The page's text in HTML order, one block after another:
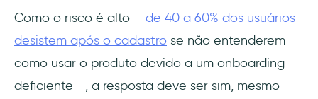
Como o risco é alto – de 40 a 60% dos usuários
desistem após o cadastro se não entenderem
como usar o produto devido a um onboarding
deficiente –, a resposta deve ser sim, mesmo